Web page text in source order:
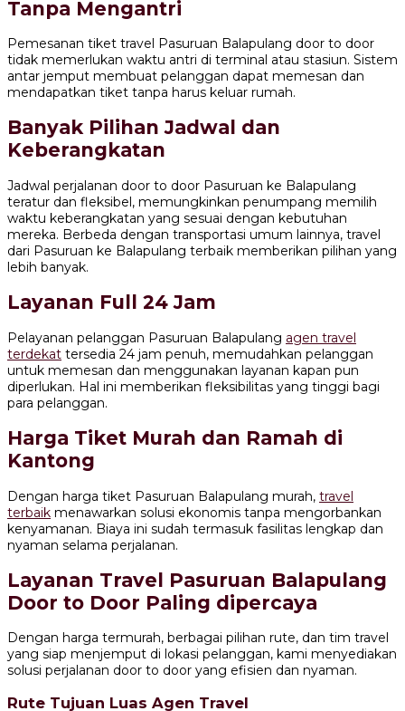
Tanpa Mengantri
Pemesanan tiket travel Pasuruan Balapulang door to door
tidak memerlukan waktu antri di terminal atau stasiun. Sistem
antar jemput membuat pelanggan dapat memesan dan
mendapatkan tiket tanpa harus keluar rumah.
Banyak Pilihan Jadwal dan
Keberangkatan
Jadwal perjalanan door to door Pasuruan ke Balapulang
teratur dan fleksibel, memungkinkan penumpang memilih
waktu keberangkatan yang sesuai dengan kebutuhan
mereka. Berbeda dengan transportasi umum lainnya, travel
dari Pasuruan ke Balapulang terbaik memberikan pilihan yang
lebih banyak.
Layanan Full 24 Jam
Pelayanan pelanggan Pasuruan Balapulang agen travel
terdekat tersedia 24 jam penuh, memudahkan pelanggan
untuk memesan dan menggunakan layanan kapan pun
diperlukan. Hal ini memberikan fleksibilitas yang tinggi bagi
para pelanggan.
Harga Tiket Murah dan Ramah di
Kantong
Dengan harga tiket Pasuruan Balapulang murah, travel
terbaik menawarkan solusi ekonomis tanpa mengorbankan
kenyamanan. Biaya ini sudah termasuk fasilitas lengkap dan
nyaman selama perjalanan.
Layanan Travel Pasuruan Balapulang
Door to Door Paling dipercaya
Dengan harga termurah, berbagai pilihan rute, dan tim travel
yang siap menjemput di lokasi pelanggan, kami menyediakan
solusi perjalanan door to door yang efisien dan nyaman.
Rute Tujuan Luas Agen Travel